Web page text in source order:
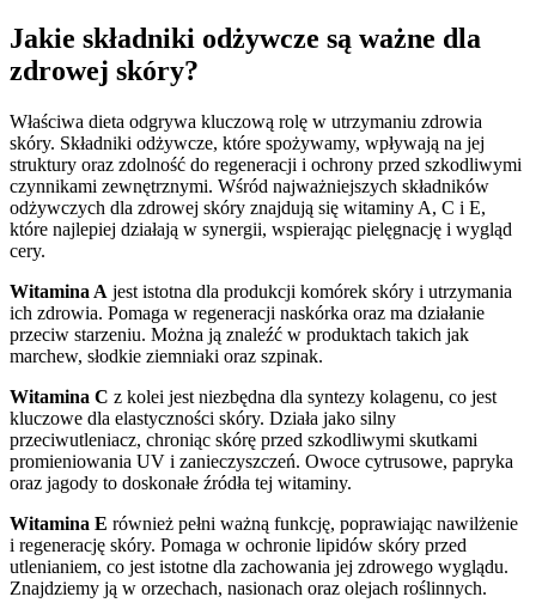
Jakie składniki odżywcze są ważne dla
zdrowej skóry?
Właściwa dieta odgrywa kluczową rolę w utrzymaniu zdrowia
skóry. Składniki odżywcze, które spożywamy, wpływają na jej
struktury oraz zdolność do regeneracji i ochrony przed szkodliwymi
czynnikami zewnętrznymi. Wśród najważniejszych składników
odżywczych dla zdrowej skóry znajdują się witaminy A, C i E,
które najlepiej działają w synergii, wspierając pielęgnację i wygląd
cery.
Witamina A jest istotna dla produkcji komórek skóry i utrzymania
ich zdrowia. Pomaga w regeneracji naskórka oraz ma działanie
przeciw starzeniu. Można ją znaleźć w produktach takich jak
marchew, słodkie ziemniaki oraz szpinak.
Witamina C z kolei jest niezbędna dla syntezy kolagenu, co jest
kluczowe dla elastyczności skóry. Działa jako silny
przeciwutleniacz, chroniąc skórę przed szkodliwymi skutkami
promieniowania UV i zanieczyszczeń. Owoce cytrusowe, papryka
oraz jagody to doskonałe źródła tej witaminy.
Witamina E również pełni ważną funkcję, poprawiając nawilżenie
i regenerację skóry. Pomaga w ochronie lipidów skóry przed
utlenianiem, co jest istotne dla zachowania jej zdrowego wyglądu.
Znajdziemy ją w orzechach, nasionach oraz olejach roślinnych.